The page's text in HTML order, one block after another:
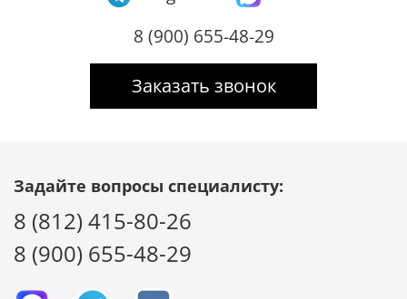
8 (900) 655-48-29
Заказать звонок
Задайте вопросы специалисту:
8 (812) 415-80-26
8 (900) 655-48-29